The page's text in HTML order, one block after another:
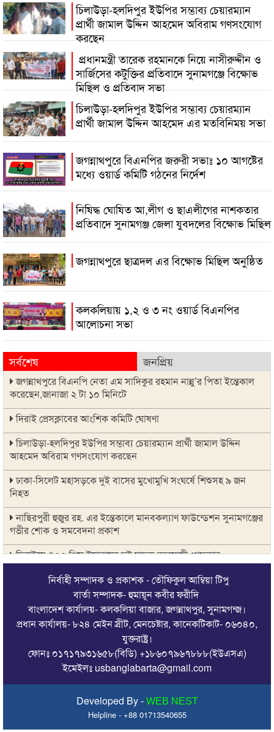
চিলাউড়া-হলদিপুর ইউপির সম্ভাব্য চেয়ারম্যান
প্রার্থী জামাল উদ্দিন আহমেদ অবিরাম গণসংযোগ
করছেন
প্রধানমন্ত্রী তারেক রহমানকে নিয়ে নাসীরুদ্দীন ও
সার্জিসের কটুক্তির প্রতিবাদে সুনামগঞ্জে বিক্ষোভ
মিছিল ও প্রতিবাদ সভা
চিলাউড়া-হলদিপুর ইউপির সম্ভাব্য চেয়ারম্যান
প্রার্থী জামাল উদ্দিন আহমেদ এর মতবিনিময় সভা
জগন্নাথপুরে বিএনপির জরুরী সভাঃ ১০ আগষ্টের
মধ্যে ওয়ার্ড কমিটি গঠনের নির্দেশ
নিষিদ্ধ ঘোষিত আ,লীগ ও ছাএলীগের নাশকতার
প্রতিবাদে সুনামগঞ্জ জেলা যুবদলের বিক্ষোভ মিছিল
জগন্নাথপুরে ছাত্রদল এর বিক্ষোভ মিছিল অনুষ্ঠিত
কলকলিয়ায় ১,২ ও ৩ নং ওয়ার্ড বিএনপির
আলোচনা সভা
সর্বশেষ জনপ্রিয়
জগন্নাথপুরে বিএনপি নেতা এম সাদিকুর রহমান নান্নু’র পিতা ইন্তেকাল
করেছেন,জানাজা ২ টা ১০ মিনিটে
দিরাই প্রেসক্লাবের আংশিক কমিটি ঘোষণা
চিলাউড়া-হলদিপুর ইউপির সম্ভাব্য চেয়ারম্যান প্রার্থী জামাল উদ্দিন
আহমেদ অবিরাম গণসংযোগ করছেন
ঢাকা-সিলেট মহাসড়কে দুই বাসের মুখোমুখি সংঘর্ষে শিশুসহ ৯ জন
নিহত
নাছিরপুরী হুজুর রহ. এর ইন্তেকালে মানবকল্যাণ ফাউন্ডেশন সুনামগঞ্জের
গভীর শোক ও সমবেদনা প্রকাশ
দিরাইয়ে ৪০০ পিস ইয়াবাসহ দুই মাদক ব্যবসায়ী গ্রেফতার
আটপাড়া সঃ প্রাঃ বিদ্যালয়ের ম্যানেজিং কমিটির সভাপতি মোঃ তালিমুল
জগন্নাথপুরে জুলাই গণঅভ্যুত্থান -২০২৬ উদযাপন উপলক্ষে বিভিন্ন
কর্মসূচি অনুষ্ঠিত
জগন্নাথপুর-শান্তিগঞ্জ আর অবহেলিত থাকবে না- যুক্তরাজ্যে এমপি
মোহাম্মদ কয়ছর আহমেদ
সিলেট রেঞ্জের মধ্যে শ্রেষ্ট অফিসার হিসেবে সম্মাননাপত্র গ্রহন করেন
নির্বাহী সম্পাদক ও প্রকাশক - তৌফিকুল আম্বিয়া টিপু
বার্তা সম্পাদক- হুমায়ূন কবীর ফরীদি
বাংলাদেশ কার্যালয়- কলকলিয়া বাজার, জগন্নাথপুর, সুনামগন্জ।
প্রধান কার্যালয়- ৮২৪ মেইন স্রীট, মেনচেষ্টার, কানেকটিকাট- ০৬০৪০,
যুক্তরাষ্ট্র।
ফোনঃ ০১৭১৭৯৩১৬৫৮(বিডি) +১৮৬০৭৯৬৭৮৮৮(ইউএসএ)
ইমেইলঃ usbanglabarta@gmail.com
Developed By - WEB NEST
Helpline - +88 01713540655